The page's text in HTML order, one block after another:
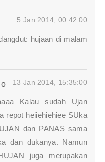
5 Jan 2014, 00:42:00
hujaan di malam
13 Jan 2014, 15:35:00
Kalau sudah Ujan
repot heiiehiehiee SUka
dan PANAS sama
dan dukanya. Namun
juga merupakan